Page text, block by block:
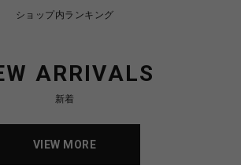
ショップ内ランキング
ARRIVALS
新着
VIEW MORE